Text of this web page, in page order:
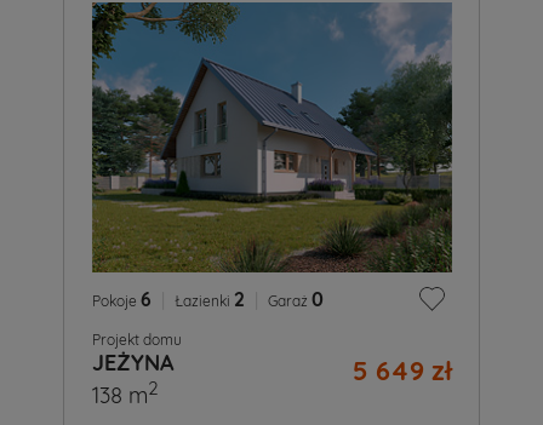
Pokoje 6 Łazienki 2 Garaż 0
Projekt domu
JEŻYNA 5 649 zł
138 m2